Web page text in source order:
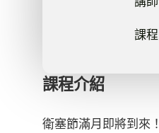
課程介紹
衛塞節滿月即將到來
課